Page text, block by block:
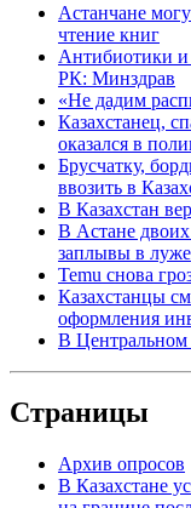
Астанчане
чтение книг
Антибиотики и
РК: Минздрав
«Не дадим
Казахстанец,
оказался в
Брусчатку,
ввозить в
В Казахстан
В Астане
заплывы в луже
Temu снова
Казахстанцы
оформления
В Центральном
Страницы
Архив опросов
В Казахстане